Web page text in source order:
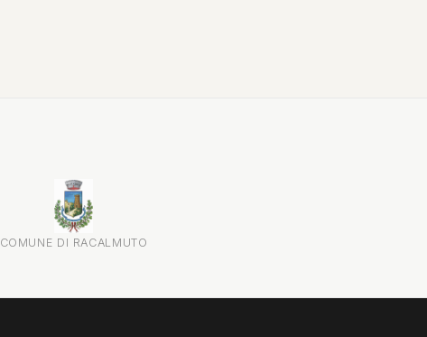
COMUNE DI RACALMUTO